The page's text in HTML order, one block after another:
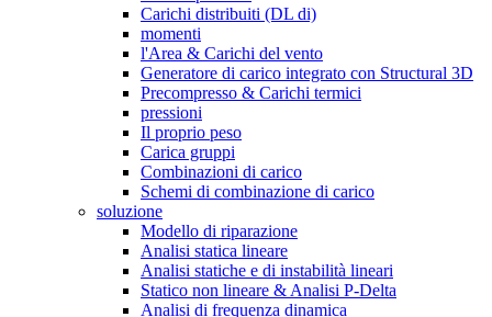
Carichi distribuiti (DL di)
momenti
l'Area & Carichi del vento
Generatore di carico integrato con Structural 3D
Precompresso & Carichi termici
pressioni
Il proprio peso
Carica gruppi
Combinazioni di carico
Schemi di combinazione di carico
soluzione
Modello di riparazione
Analisi statica lineare
Analisi statiche e di instabilità lineari
Statico non lineare & Analisi P-Delta
Analisi di frequenza dinamica